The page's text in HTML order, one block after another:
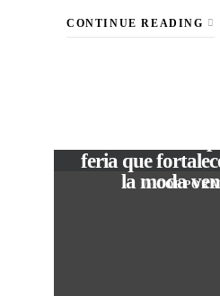
CONTINUE READING
In
feria que
la moda